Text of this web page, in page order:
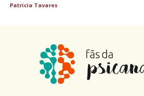
Patricia Tavares